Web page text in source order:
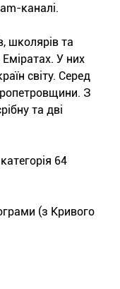
каналі.
школярів та
У них
світу. Серед
З
та дві
64
(з Кривого